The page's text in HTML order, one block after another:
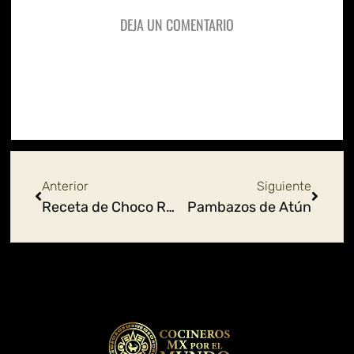
DEJA UN COMENTARIO
Anterior
Receta de Choco Roles fáciles
Siguiente
Pambazos de Atún